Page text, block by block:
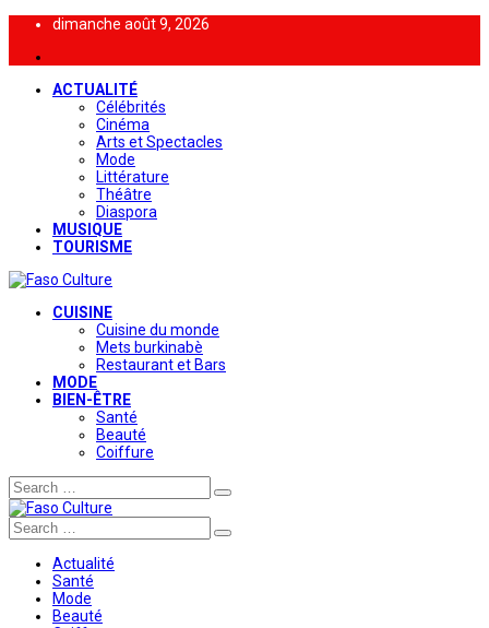
dimanche août 9, 2026
ACTUALITÉ
Célébrités
Cinéma
Arts et Spectacles
Mode
Littérature
Théâtre
Diaspora
MUSIQUE
TOURISME
CUISINE
Cuisine du monde
Mets burkinabè
Restaurant et Bars
MODE
BIEN-ÊTRE
Santé
Beauté
Coiffure
Search
Search
Actualité
Santé
Mode
Beauté